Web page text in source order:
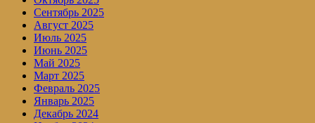
Сентябрь 2025
Август 2025
Июль 2025
Июнь 2025
Май 2025
Март 2025
Февраль 2025
Январь 2025
Декабрь 2024